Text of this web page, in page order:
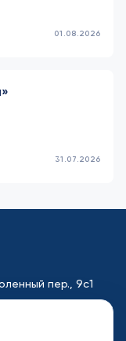
01.08.2026
31.07.2026
пер., 9с1